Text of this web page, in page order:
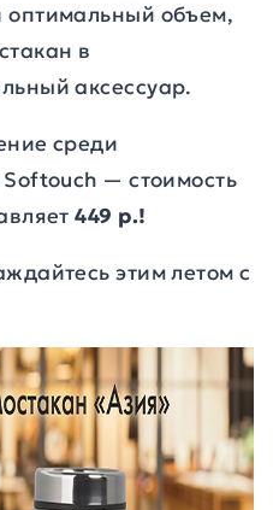
объем,
в
аксессуар.
среди
— стоимость
449 р.!
этим летом с